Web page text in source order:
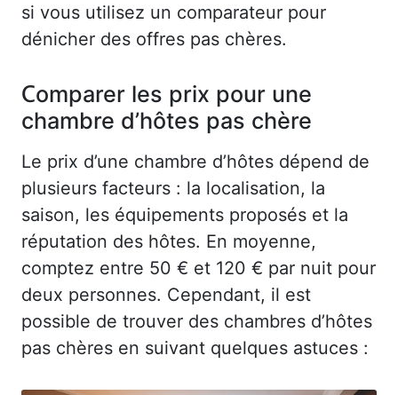
si vous utilisez un comparateur pour
dénicher des offres pas chères.
Comparer les prix pour une
chambre d’hôtes pas chère
Le prix d’une chambre d’hôtes dépend de
plusieurs facteurs : la localisation, la
saison, les équipements proposés et la
réputation des hôtes. En moyenne,
comptez entre 50 € et 120 € par nuit pour
deux personnes. Cependant, il est
possible de trouver des chambres d’hôtes
pas chères en suivant quelques astuces :